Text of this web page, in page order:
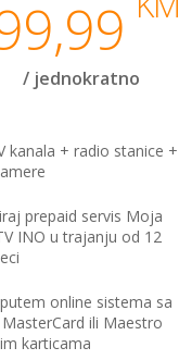
/ jednokratno
kanala + radio stanice +
prepaid servis Moja
INO u trajanju od 12
online sistema sa
MasterCard ili Maestro
karticama